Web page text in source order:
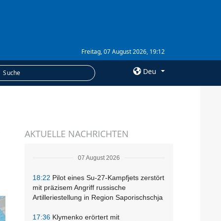
Freitag, 07 August 2026, 19:12
Deu
Abonnement
AKTUELLE NACHRICHTEN
07 August 2026
18:22 Pilot eines Su-27-Kampfjets zerstört
mit präzisem Angriff russische
Artilleriestellung in Region Saporischschja
17:36 Klymenko erörtert mit